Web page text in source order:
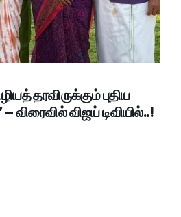
தரவிருக்கும் புதிய
விரைவில் விஜய் டிவியில்..!